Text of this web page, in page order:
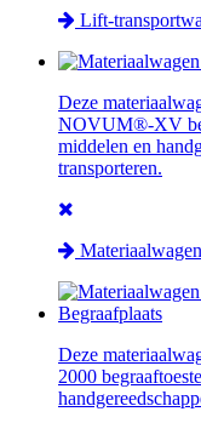
Lift-
Deze
NOVUM®-XV
middelen en
transporteren.
Deze
2000